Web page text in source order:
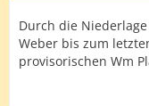
Durch die
Weber bis zum
provisorischen Wm